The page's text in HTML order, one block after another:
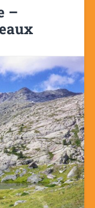
–